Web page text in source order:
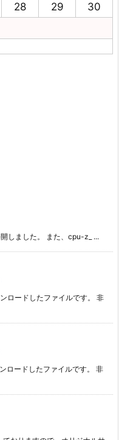
28 29
30
しました。 また、cpu-z_ ...
ロードしたファイルです。 非
ロードしたファイルです。 非